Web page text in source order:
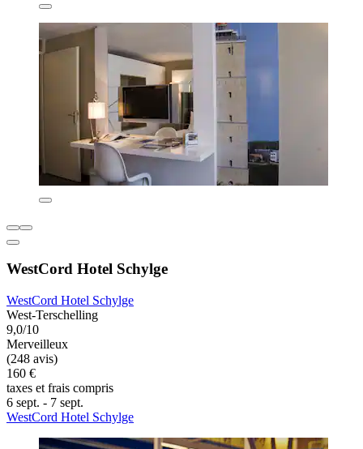
WestCord Hotel Schylge
WestCord Hotel Schylge
West-Terschelling
9,0/10
Merveilleux
(248 avis)
160 €
taxes et frais compris
6 sept. - 7 sept.
WestCord Hotel Schylge